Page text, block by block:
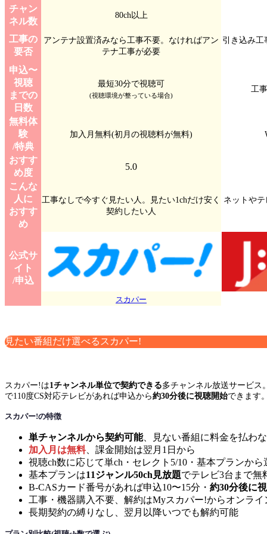
チャン
ネル数
80ch以上
工事の
要否
アンテナ設置済みなら工事不要。なければアン
テナ工事が必要
引き込み工
申込〜
視聴
までの
日数
最短30分で視聴可
(視聴環境が整っている場合)
工
無料体
験
/特典
加入月無料(初月の視聴料が無料)
おすす
め度
5.0
こんな
人に
おすす
め
工事なしで今すぐ見たい人。見たい1chだけ安く
契約したい人
ネットや
公式サ
イト
/申込
スカパー
見たい番組だけ選べるスカパー!
スカパー!は1チャンネル単位で契約できる多チャンネル放送サービス
で110度CS対応テレビがあれば申込から約30分後に視聴開始できます
スカパー!の特徴
単チャンネルから契約可能、見ない番組に料金を払わ
加入月は無料、課金開始は翌月1日から
視聴ch数に応じて単ch・セレクト5/10・基本プランから
基本プランは11ジャンル50ch見放題でテレビ3台まで無
B-CASカード番号があれば申込10〜15分・ 約30分後に
工事・機器購入不要、解約はMyスカパー!からオンライ
長期契約の縛りなし、翌月以降いつでも解約可能